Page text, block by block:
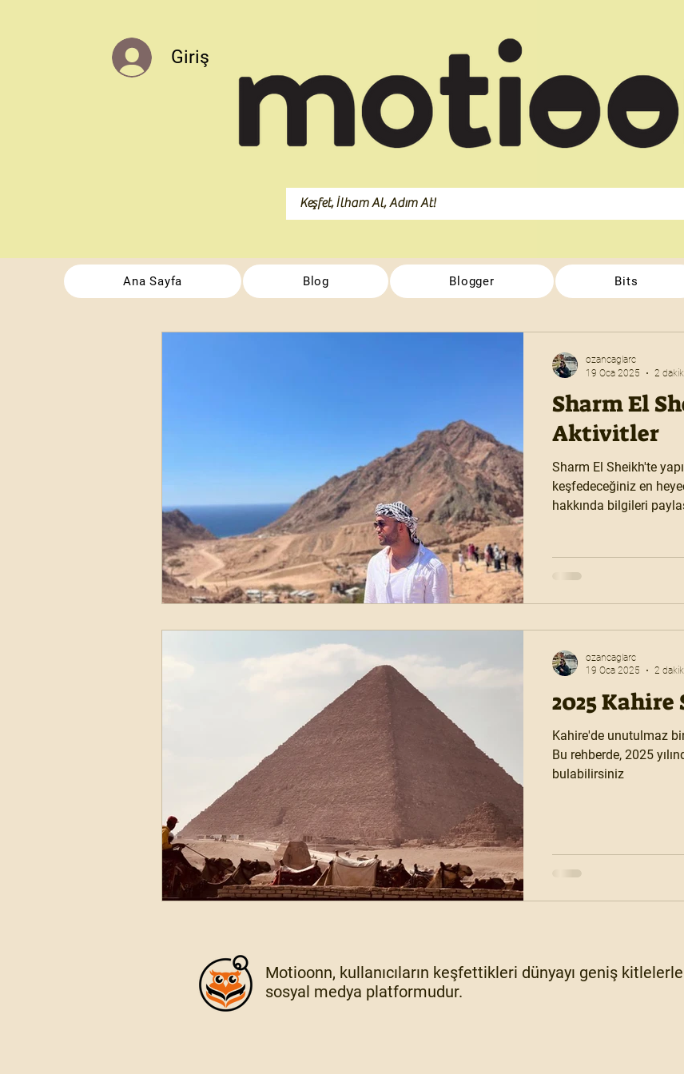
Giriş
Ana Sayfa Blog Blogger Bits
Sharm El
Aktivitler
Sharm El Sheikh'te
keşfedeceğiniz en
hakkında bilgileri
ozancaglarc
19 Oca 2025
2
2025
Kahire'de unutulmaz bir
Bu rehberde, 2025
bulabilirsiniz
ozancaglarc
19 Oca 2025
2
Motioonn, kullanıcıların keşfettikleri dünyayı geniş
sosyal medya platformudur.